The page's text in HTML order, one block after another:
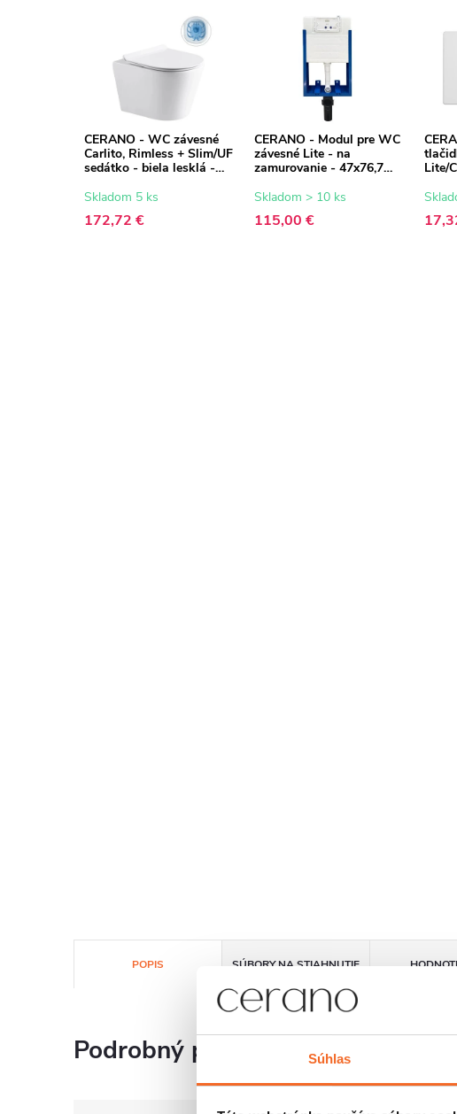
Súhlas
CERANO - WC závesné
Carlito, Rimless + Slim/UF
sedátko - biela lesklá -
Skladom 5 ks
172,72 €
CERANO - Modul pre WC
závesné Lite - na
zamurovanie - 47x76,7
Skladom > 10 ks
115,00 €
Lite/
POPIS SÚBORY NA STIAHNUTIE
Podrobný popis